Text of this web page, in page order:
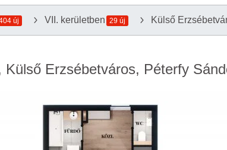
új VII. kerületben 29 új Külső
Erzsébetváros, Péterfy